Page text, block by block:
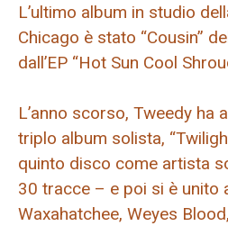
L’ultimo album in studio
Chicago è stato “Cousin”
dall’EP “Hot Sun Cool
L’anno scorso, Tweedy ha
triplo album solista,
quinto disco come artista
30 tracce – e poi si è unito
Waxahatchee, Weyes